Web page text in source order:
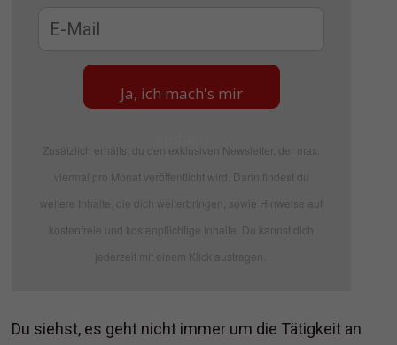
Ja, ich mach's mir
Zusätzlich erhältst du den exklusiven Newsletter, der max.
viermal pro Monat veröffentlicht wird. Darin findest du
weitere Inhalte, die dich weiterbringen, sowie Hinweise auf
kostenfreie und kostenpflichtige Inhalte. Du kannst dich
jederzeit mit einem Klick austragen.
Du siehst, es geht nicht immer um die Tätigkeit an